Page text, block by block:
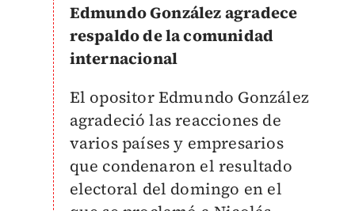
Edmundo González agradece
respaldo de la comunidad
internacional
El opositor Edmundo González
agradeció las reacciones de
varios países y empresarios
que condenaron el resultado
electoral del domingo en el